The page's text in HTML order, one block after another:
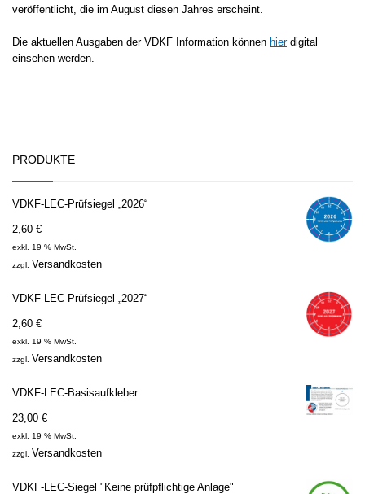
veröffentlicht, die im August diesen Jahres erscheint.
Die aktuellen Ausgaben der VDKF Information können hierdigital
einsehen werden.
PRODUKTE
VDKF-LEC-Prüfsiegel „2026“
2,60 €
exkl. 19 % MwSt.
zzgl. Versandkosten
VDKF-LEC-Prüfsiegel „2027“
2,60 €
exkl. 19 % MwSt.
zzgl. Versandkosten
VDKF-LEC-Basisaufkleber
23,00 €
exkl. 19 % MwSt.
zzgl. Versandkosten
VDKF-LEC-Siegel "Keine prüfpflichtige Anlage"